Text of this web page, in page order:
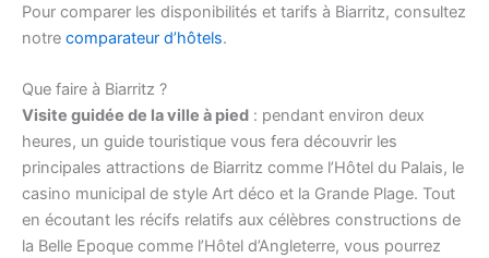
Pour comparer les disponibilités et tarifs à Biarritz, consultez
notre comparateur d’hôtels.
Que faire à Biarritz ?
Visite guidée de la ville à pied : pendant environ deux
heures, un guide touristique vous fera découvrir les
principales attractions de Biarritz comme l’Hôtel du Palais, le
casino municipal de style Art déco et la Grande Plage. Tout
en écoutant les récifs relatifs aux célèbres constructions de
la Belle Epoque comme l’Hôtel d’Angleterre, vous pourrez